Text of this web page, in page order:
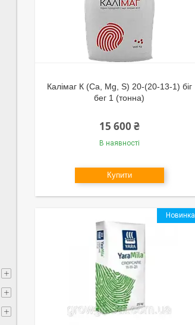
Калімаг К (Са, Mg, S) 20-(20-13-1) біг
бег 1 (тонна)
15 600 ₴
В наявності
Купити
Новинка